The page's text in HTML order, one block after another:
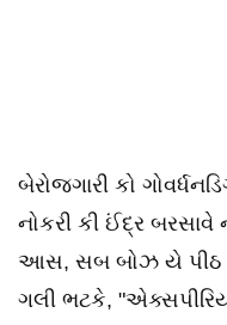
બેરોજગારી કો
નોકરી કી ઈંદ્ર બરસાવે
આસ, સબ બોઝ યે પીઠ
ગલી ભટકે,